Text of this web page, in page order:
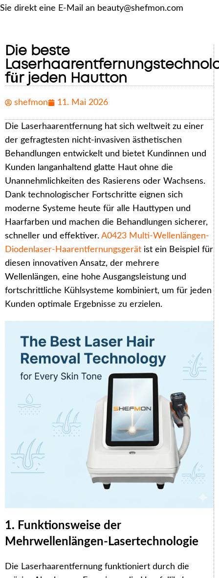
Sie direkt eine E-Mail an beauty@shefmon.com
Die beste
für jeden Hautton
shefmon 11. Mai 2026
Die Laserhaarentfernung hat sich weltweit zu einer
der gefragtesten nicht-invasiven ästhetischen
Behandlungen entwickelt und bietet Kundinnen und
Kunden langanhaltend glatte Haut ohne die
Unannehmlichkeiten des Rasierens oder Wachsens.
Dank technologischer Fortschritte eignen sich
moderne Systeme heute für alle Hauttypen und
Haarfarben und machen die Behandlungen sicherer,
schneller und effektiver. A0423 Multi-Wellenlängen-
Diodenlaser-Haarentfernungsgerät ist ein Beispiel für
diesen innovativen Ansatz, der mehrere
Wellenlängen, eine hohe Ausgangsleistung und
fortschrittliche Kühlsysteme kombiniert, um für jeden
Kunden optimale Ergebnisse zu erzielen.
1. Funktionsweise der
Mehrwellenlängen-Lasertechnologie
Die Laserhaarentfernung funktioniert durch die